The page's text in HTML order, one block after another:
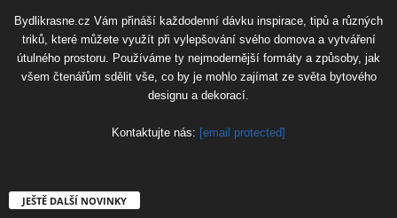
Bydlikrasne.cz Vám přináší každodenní dávku inspirace, tipů a různých
triků, které můžete využít při vylepšování svého domova a vytváření
útulného prostoru. Používáme ty nejmodernější formáty a způsoby, jak
všem čtenářům sdělit vše, co by je mohlo zajímat ze světa bytového
designu a dekorací.
Kontaktujte nás: [email protected]
JEŠTĚ DALŠÍ NOVINKY